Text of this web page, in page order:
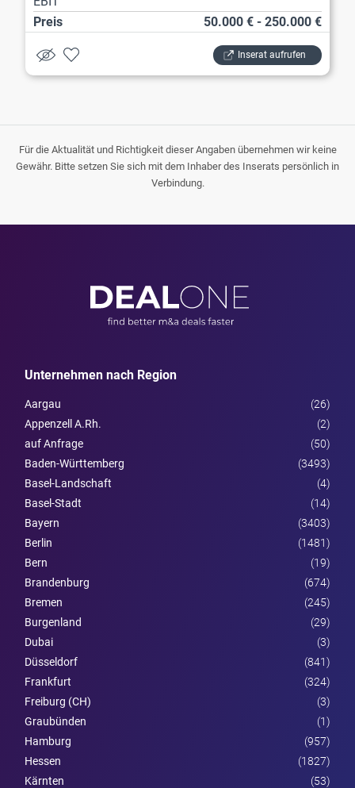
Preis
50.000 € - 250.000 €
Inserat aufrufen
Für die Aktualität und Richtigkeit dieser Angaben übernehmen wir keine
Gewähr. Bitte setzen Sie sich mit dem Inhaber des Inserats persönlich in
Verbindung.
Unternehmen nach Region
Aargau
(26)
Appenzell A.Rh.
(2)
auf Anfrage
(50)
Baden-Württemberg
(3493)
Basel-Landschaft
(4)
Basel-Stadt
(14)
Bayern
(3403)
Berlin
(1481)
Bern
(19)
Brandenburg
(674)
Bremen
(245)
Burgen­land
(29)
Dubai
(3)
Düsseldorf
(841)
Frankfurt
(324)
Freiburg (CH)
(3)
Graubünden
(1)
Hamburg
(957)
Hessen
(1827)
Kärnten
(53)